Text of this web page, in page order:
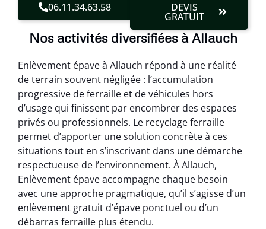
06.11.34.63.58 DEVIS
GRATUIT
Nos activités diversifiées à Allauch
Enlèvement épave à Allauch répond à une réalité
de terrain souvent négligée : l’accumulation
progressive de ferraille et de véhicules hors
d’usage qui finissent par encombrer des espaces
privés ou professionnels. Le recyclage ferraille
permet d’apporter une solution concrète à ces
situations tout en s’inscrivant dans une démarche
respectueuse de l’environnement. À Allauch,
Enlèvement épave accompagne chaque besoin
avec une approche pragmatique, qu’il s’agisse d’un
enlèvement gratuit d’épave ponctuel ou d’un
débarras ferraille plus étendu.